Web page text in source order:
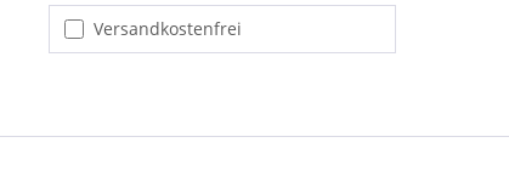
Filter hinzufügen: Versandkostenfrei
Versandkostenfrei